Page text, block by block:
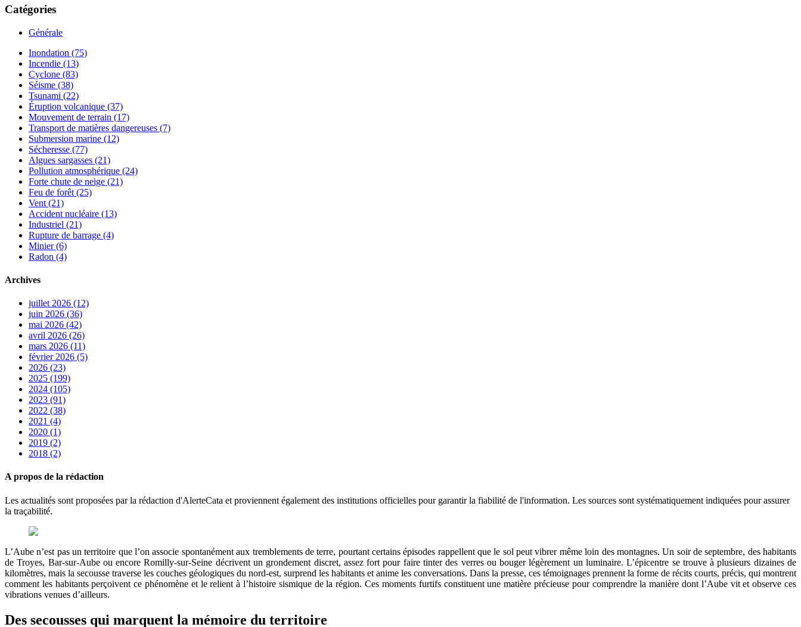
Catégories
Générale
Inondation (75)
Incendie (13)
Cyclone (83)
Séisme (38)
Tsunami (22)
Éruption volcanique (37)
Mouvement de terrain (17)
Transport de matières dangereuses (7)
Submersion marine (12)
Sécheresse (77)
Algues sargasses (21)
Pollution atmosphérique (24)
Forte chute de neige (21)
Feu de forêt (25)
Vent (21)
Accident nucléaire (13)
Industriel (21)
Rupture de barrage (4)
Minier (6)
Radon (4)
Archives
juillet 2026 (12)
juin 2026 (36)
mai 2026 (42)
avril 2026 (26)
mars 2026 (11)
février 2026 (5)
2026 (23)
2025 (199)
2024 (105)
2023 (91)
2022 (38)
2021 (4)
2020 (1)
2019 (2)
2018 (2)
A propos de la rédaction
Les actualités sont proposées par la rédaction d'AlerteCata et proviennent également des institutions officielles pour garantir la fiabilité de l'information. Les sources sont systématiquement indiquées pour assurer
la traçabilité.
L’Aube n’est pas un territoire que l’on associe spontanément aux tremblements de terre, pourtant certains épisodes rappellent que le sol peut vibrer même loin des montagnes. Un soir de septembre, des habitants
de Troyes, Bar-sur-Aube ou encore Romilly-sur-Seine décrivent un grondement discret, assez fort pour faire tinter des verres ou bouger légèrement un luminaire. L’épicentre se trouve à plusieurs dizaines de
kilomètres, mais la secousse traverse les couches géologiques du nord-est, surprend les habitants et anime les conversations. Dans la presse, ces témoignages prennent la forme de récits courts, précis, qui montrent
comment les habitants perçoivent ce phénomène et le relient à l’histoire sismique de la région. Ces moments furtifs constituent une matière précieuse pour comprendre la manière dont l’Aube vit et observe ces
vibrations venues d’ailleurs.
Des secousses qui marquent la mémoire du territoire